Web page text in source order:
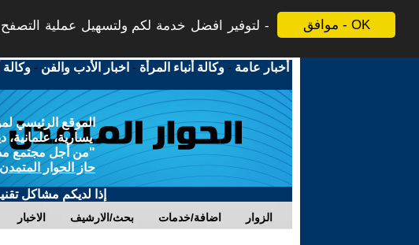
موافق - OK
لتوفير افضل خدمة لكم ولتسهيل عملية
أخبار عامة -وكالة أنباء المرأة - اخبار الأدب والفن -وكالة
الموقع الرئيسي
يسارية، علمانية،
"من أجل مجتمع
حاز الحوار
إذا لديكم مشاكل
الاخبار بحث/الارشيف اضافة/خدمات الزوار